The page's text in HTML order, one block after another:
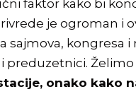
faktor kako bi
je ogroman i
sajmova, kongresa i
preduzetnici.
onako kako